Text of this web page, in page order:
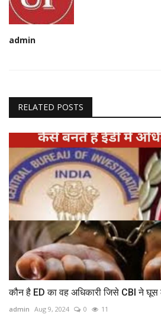
admin
RELATED POSTS
कौन है ED का वह अधिकारी जिसे CBI ने
admin Aug 9, 2024 0 11